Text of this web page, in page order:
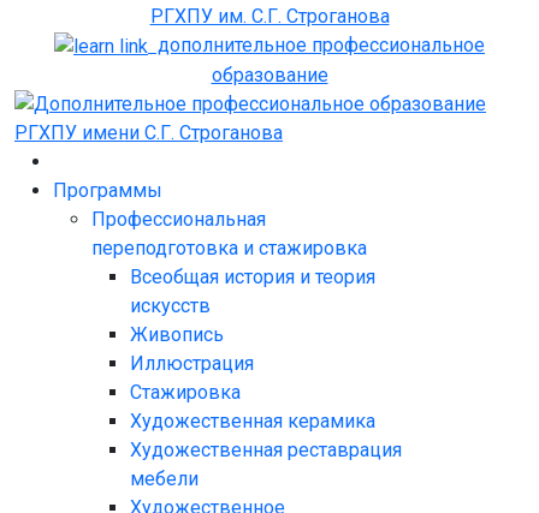
РГХПУ им. С.Г. Строганова
дополнительное профессиональное
образование
Программы
Профессиональная
переподготовка и стажировка
Всеобщая история и теория
искусств
Живопись
Иллюстрация
Стажировка
Художественная керамика
Художественная реставрация
мебели
Художественное